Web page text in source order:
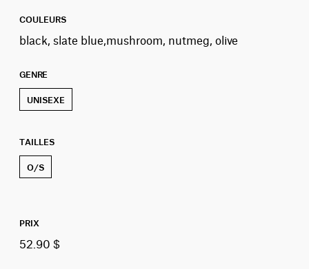
COULEURS
black, slate blue,mushroom, nutmeg, olive
GENRE
UNISEXE
TAILLES
O/S
PRIX
52.90 $